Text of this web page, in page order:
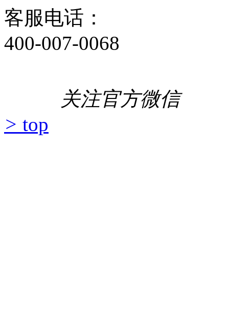
客服电话：
400-007-0068
关注官方微信
> top